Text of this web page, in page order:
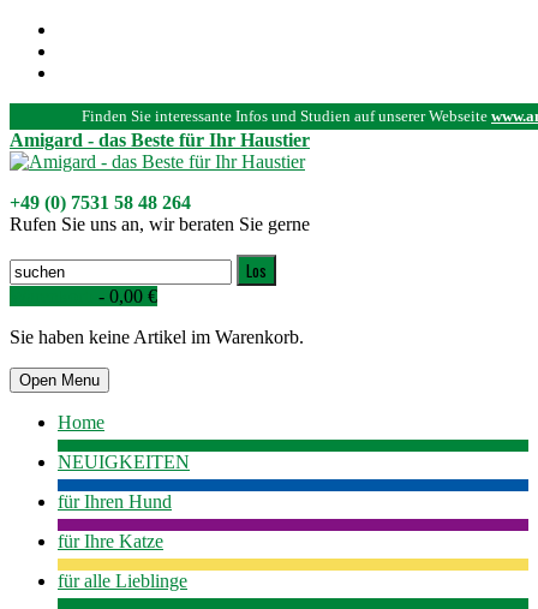
Finden Sie interessante Infos und Studien auf unserer Webseite
Amigard - das Beste für Ihr Haustier
+49 (0) 7531 58 48 264
Rufen Sie uns an, wir beraten Sie gerne
Los
- 0,00 €
Sie haben keine Artikel im Warenkorb.
Open Menu
Home
NEUIGKEITEN
für Ihren Hund
für Ihre Katze
für alle Lieblinge